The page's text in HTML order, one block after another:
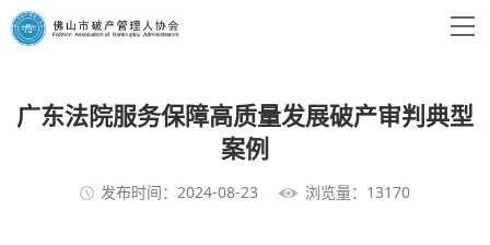
广东法院服务保障高质量发展破产审判典型
案例
发布时间：2024-08-23 浏览量：13170